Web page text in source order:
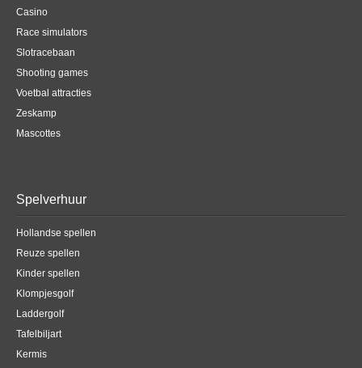
Casino
Race simulators
Slotracebaan
Shooting games
Voetbal attracties
Zeskamp
Mascottes
Spelverhuur
Hollandse spellen
Reuze spellen
Kinder spellen
Klompjesgolf
Laddergolf
Tafelbiljart
Kermis